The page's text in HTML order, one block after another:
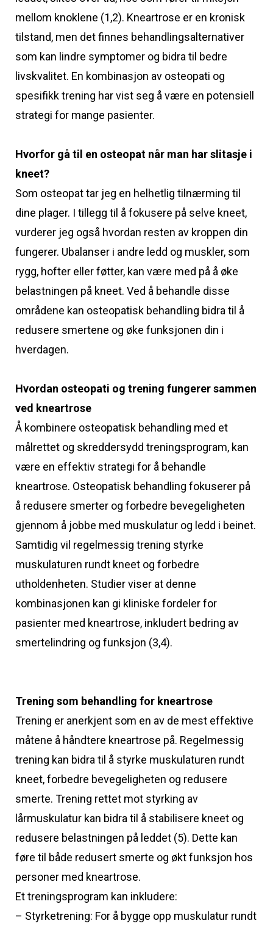
mellom knoklene (1,2). Kneartrose er en kronisk
tilstand, men det finnes behandlingsalternativer
som kan lindre symptomer og bidra til bedre
livskvalitet. En kombinasjon av osteopati og
spesifikk trening har vist seg å være en potensiell
strategi for mange pasienter.
Hvorfor gå til en osteopat når man har slitasje i
kneet?
Som osteopat tar jeg en helhetlig tilnærming til
dine plager. I tillegg til å fokusere på selve kneet,
vurderer jeg også hvordan resten av kroppen din
fungerer. Ubalanser i andre ledd og muskler, som
rygg, hofter eller føtter, kan være med på å øke
belastningen på kneet. Ved å behandle disse
områdene kan osteopatisk behandling bidra til å
redusere smertene og øke funksjonen din i
hverdagen.
Hvordan osteopati og trening fungerer sammen
ved kneartrose
Å kombinere osteopatisk behandling med et
målrettet og skreddersydd treningsprogram, kan
være en effektiv strategi for å behandle
kneartrose. Osteopatisk behandling fokuserer på
å redusere smerter og forbedre bevegeligheten
gjennom å jobbe med muskulatur og ledd i beinet.
Samtidig vil regelmessig trening styrke
muskulaturen rundt kneet og forbedre
utholdenheten. Studier viser at denne
kombinasjonen kan gi kliniske fordeler for
pasienter med kneartrose, inkludert bedring av
smertelindring og funksjon (3,4).
Trening som behandling for kneartrose
Trening er anerkjent som en av de mest effektive
måtene å håndtere kneartrose på. Regelmessig
trening kan bidra til å styrke muskulaturen rundt
kneet, forbedre bevegeligheten og redusere
smerte. Trening rettet mot styrking av
lårmuskulatur kan bidra til å stabilisere kneet og
redusere belastningen på leddet (5). Dette kan
føre til både redusert smerte og økt funksjon hos
personer med kneartrose.
Et treningsprogram kan inkludere:
– Styrketrening: For å bygge opp muskulatur rundt